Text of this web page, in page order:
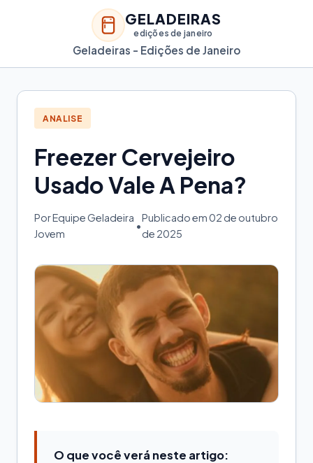
GELADEIRAS
edições de janeiro
Geladeiras - Edições de Janeiro
ANALISE
Freezer Cervejeiro
Usado Vale A Pena?
Por Equipe Geladeira
Jovem
•
Publicado em 02 de outubro
de 2025
O que você verá neste artigo: